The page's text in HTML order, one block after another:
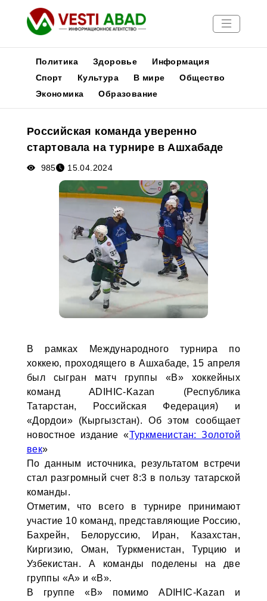
Новости
Медиа
Афиша
Политика Здоровье
Информация
Спорт
Культура В мире
Общество
Экономика
Образование
Российская команда уверенно
стартовала на турнире в Ашхабаде
985 15.04.2024
В рамках Международного турнира по
хоккею, проходящего в Ашхабаде, 15 апреля
был сыгран матч группы «В» хоккейных
команд ADIHIC-Kazan (Республика
Татарстан, Российская Федерация) и
«Дордои» (Кыргызстан). Об этом сообщает
новостное издание «Туркменистан: Золотой
век»
По данным источника, результатом встречи
стал разгромный счет 8:3 в пользу татарской
команды.
Отметим, что всего в турнире принимают
участие 10 команд, представляющие Россию,
Бахрейн, Белоруссию, Иран, Казахстан,
Киргизию, Оман, Туркменистан, Турцию и
Узбекистан. А команды поделены на две
группы «А» и «В».
В группе «В» помимо ADIHIC-Kazan и